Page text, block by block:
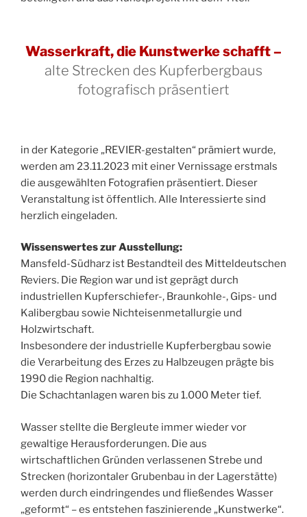
Wasserkraft, die Kunstwerke schafft –
alte Strecken des Kupferbergbaus
fotografisch präsentiert
in der Kategorie „REVIER-gestalten“ prämiert wurde,
werden am 23.11.2023 mit einer Vernissage erstmals
die ausgewählten Fotografien präsentiert. Dieser
Veranstaltung ist öffentlich. Alle Interessierte sind
herzlich eingeladen.
Wissenswertes zur Ausstellung:
Mansfeld-Südharz ist Bestandteil des Mitteldeutschen
Reviers. Die Region war und ist geprägt durch
industriellen Kupferschiefer-, Braunkohle-, Gips- und
Kalibergbau sowie Nichteisenmetallurgie und
Holzwirtschaft.
Insbesondere der industrielle Kupferbergbau sowie
die Verarbeitung des Erzes zu Halbzeugen prägte bis
1990 die Region nachhaltig.
Die Schachtanlagen waren bis zu 1.000 Meter tief.
Wasser stellte die Bergleute immer wieder vor
gewaltige Herausforderungen. Die aus
wirtschaftlichen Gründen verlassenen Strebe und
Strecken (horizontaler Grubenbau in der Lagerstätte)
werden durch eindringendes und fließendes Wasser
„geformt“ – es entstehen faszinierende „Kunstwerke“.